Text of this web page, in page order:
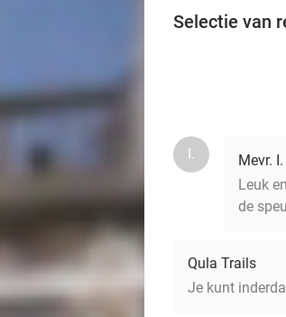
Selectie van
I.
Mevr.
Leuk
de
Qula Trails
Je kunt